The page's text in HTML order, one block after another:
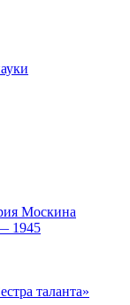
Москина
1945
таланта»